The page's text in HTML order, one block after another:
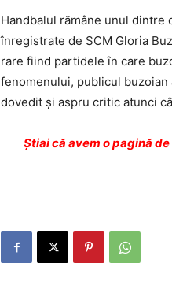
Handbalul rămâne unul
înregistrate de SCM Gloria
rare fiind partidele în care
fenomenului, publicul
dovedit și aspru critic atunci
Ştiai că avem o pagină